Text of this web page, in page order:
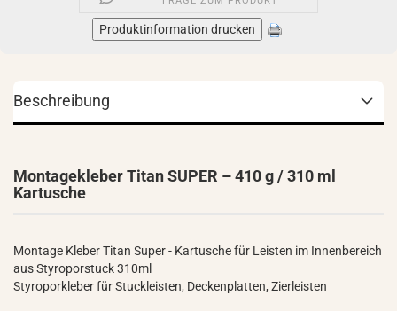
Produktinformation drucken
Beschreibung
Montagekleber Titan SUPER – 410 g / 310 ml
Kartusche
Montage Kleber Titan Super - Kartusche für Leisten im Innenbereich
aus Styroporstuck 310ml
Styroporkleber für Stuckleisten, Deckenplatten, Zierleisten